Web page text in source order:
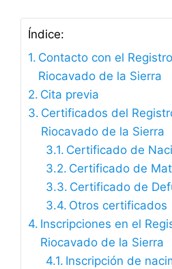
Índice:
Contacto con el
Riocavado de la Sierra
Cita previa
Certificados del
Riocavado de la Sierra
Certificado de
Certificado de
Certificado de
Otros certificados
Inscripciones en el
Riocavado de la Sierra
Inscripción de